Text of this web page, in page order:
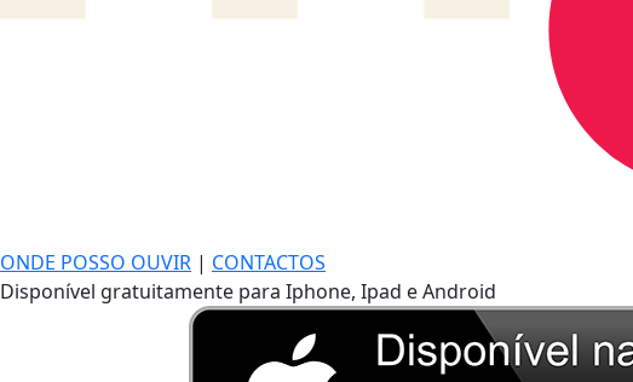
ONDE POSSO OUVIR | CONTACTOS
Disponível gratuitamente para Iphone, Ipad e Android